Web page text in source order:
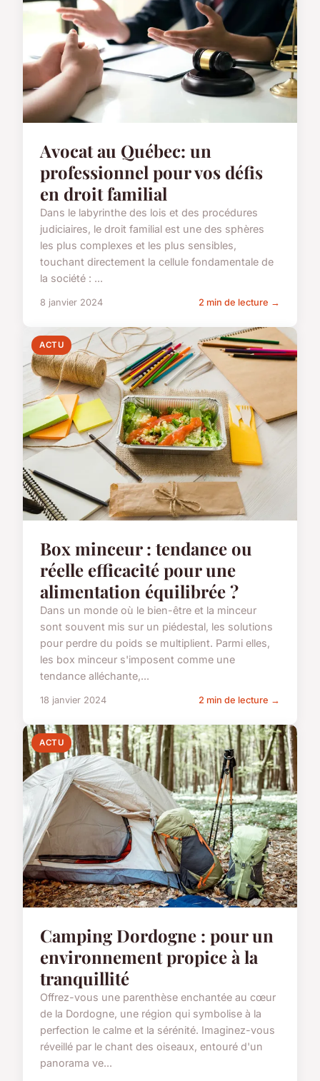
Avocat au Québec: un
professionnel pour vos défis
en droit familial
Dans le labyrinthe des lois et des procédures
judiciaires, le droit familial est une des sphères
les plus complexes et les plus sensibles,
touchant directement la cellule fondamentale de
la société : ...
8 janvier 2024 2 min de lecture →
ACTU
Box minceur : tendance ou
réelle efficacité pour une
alimentation équilibrée ?
Dans un monde où le bien-être et la minceur
sont souvent mis sur un piédestal, les solutions
pour perdre du poids se multiplient. Parmi elles,
les box minceur s'imposent comme une
tendance alléchante,...
18 janvier 2024 2 min de lecture →
ACTU
Camping Dordogne : pour un
environnement propice à la
tranquillité
Offrez-vous une parenthèse enchantée au cœur
de la Dordogne, une région qui symbolise à la
perfection le calme et la sérénité. Imaginez-vous
réveillé par le chant des oiseaux, entouré d'un
panorama ve...